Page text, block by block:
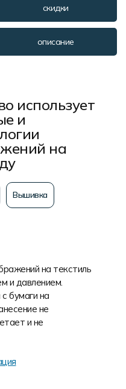
скидки
описание
использует
и
на
Вышивка
на текстиль
и давлением.
бумаги на
не
и не